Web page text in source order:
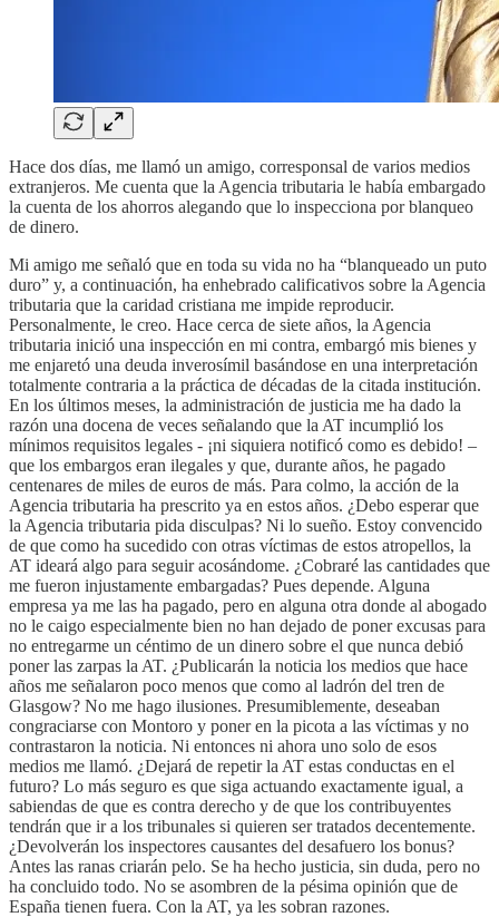
Hace dos días, me llamó un amigo, corresponsal de varios medios
extranjeros. Me cuenta que la Agencia tributaria le había embargado
la cuenta de los ahorros alegando que lo inspecciona por blanqueo
de dinero.
Mi amigo me señaló que en toda su vida no ha “blanqueado un puto
duro” y, a continuación, ha enhebrado calificativos sobre la Agencia
tributaria que la caridad cristiana me impide reproducir.
Personalmente, le creo. Hace cerca de siete años, la Agencia
tributaria inició una inspección en mi contra, embargó mis bienes y
me enjaretó una deuda inverosímil basándose en una interpretación
totalmente contraria a la práctica de décadas de la citada institución.
En los últimos meses, la administración de justicia me ha dado la
razón una docena de veces señalando que la AT incumplió los
mínimos requisitos legales - ¡ni siquiera notificó como es debido! –
que los embargos eran ilegales y que, durante años, he pagado
centenares de miles de euros de más. Para colmo, la acción de la
Agencia tributaria ha prescrito ya en estos años. ¿Debo esperar que
la Agencia tributaria pida disculpas? Ni lo sueño. Estoy convencido
de que como ha sucedido con otras víctimas de estos atropellos, la
AT ideará algo para seguir acosándome. ¿Cobraré las cantidades que
me fueron injustamente embargadas? Pues depende. Alguna
empresa ya me las ha pagado, pero en alguna otra donde al abogado
no le caigo especialmente bien no han dejado de poner excusas para
no entregarme un céntimo de un dinero sobre el que nunca debió
poner las zarpas la AT. ¿Publicarán la noticia los medios que hace
años me señalaron poco menos que como al ladrón del tren de
Glasgow? No me hago ilusiones. Presumiblemente, deseaban
congraciarse con Montoro y poner en la picota a las víctimas y no
contrastaron la noticia. Ni entonces ni ahora uno solo de esos
medios me llamó. ¿Dejará de repetir la AT estas conductas en el
futuro? Lo más seguro es que siga actuando exactamente igual, a
sabiendas de que es contra derecho y de que los contribuyentes
tendrán que ir a los tribunales si quieren ser tratados decentemente.
¿Devolverán los inspectores causantes del desafuero los bonus?
Antes las ranas criarán pelo. Se ha hecho justicia, sin duda, pero no
ha concluido todo. No se asombren de la pésima opinión que de
España tienen fuera. Con la AT, ya les sobran razones.